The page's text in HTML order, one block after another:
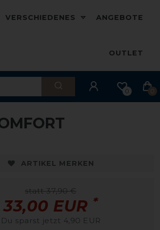
VERSCHIEDENES ANGEBOTE
OUTLET
0 0
ARTIKEL MERKEN
statt 37,90 €
33,00 EUR *
Du sparst jetzt 4,90 EUR